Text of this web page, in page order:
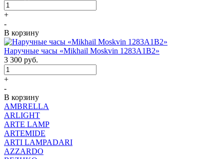
+
-
В корзину
Наручные часы «Mikhail Moskvin 1283A1B2»
3 300 руб.
+
-
В корзину
AMBRELLA
ARLIGHT
ARTE LAMP
ARTEMIDE
ARTI LAMPADARI
AZZARDO